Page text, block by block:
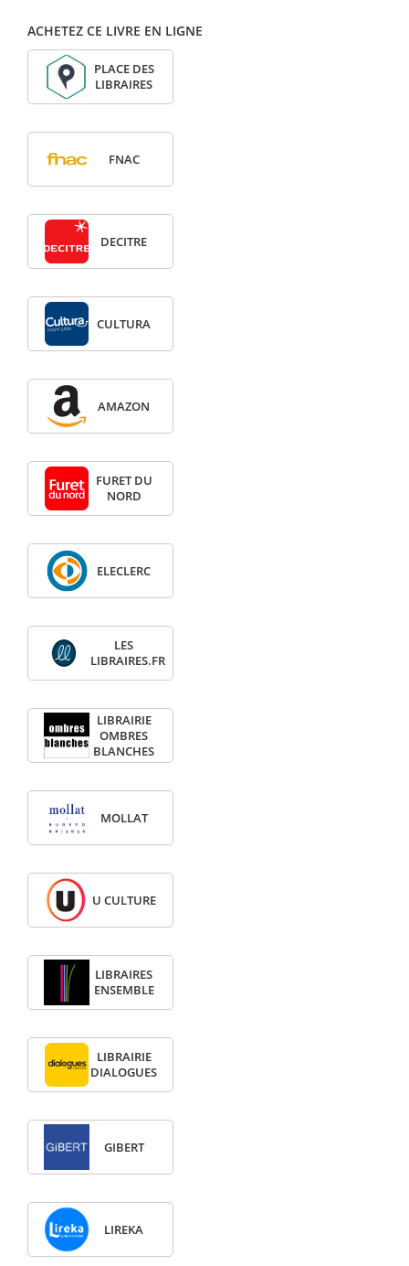
ACHETEZ CE LIVRE EN LIGNE
PLACE DES
LIBRAIRES
FNAC
DECITRE
CULTURA
AMAZON
FURET DU
NORD
ELECLERC
LES
LIBRAIRES.FR
LIBRAIRIE
OMBRES
BLANCHES
MOLLAT
U CULTURE
LIBRAIRES
ENSEMBLE
LIBRAIRIE
DIALOGUES
GIBERT
LIREKA